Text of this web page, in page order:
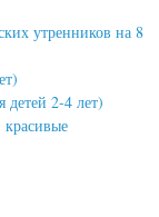
утренников на 8
2-4 лет)